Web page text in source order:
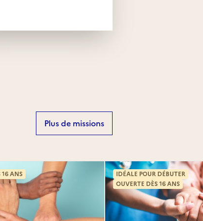
Plus de missions
16 ANS
IDÉALE POUR DÉBUTER
OUVERTE DÈS 16 ANS